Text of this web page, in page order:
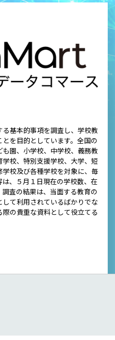
基本的事項を調査し、学校教
を目的としています。全国の
園、小学校、中学校、義務教
校、特別支援学校、大学、短
校及び各種学校を対象に、毎
、５月１日現在の学校数、在
査の結果は、当面する教育の
て利用されているばかりでな
の貴重な資料として役立てる